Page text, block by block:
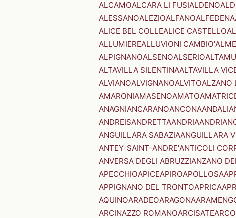
ALCAMOALCARA LI FUSIALDENO
ALESSANOALEZIOALFANOALFEDENA
ALICE BEL COLLEALICE CASTELLO
ALLUMIEREALLUVIONI CAMBIO'
ALPIGNANOALSENOALSERIO
ALTAVILLA SILENTINAALTAVILLA
ALVIANOALVIGNANOALVITOALZANO
AMARONIAMASENOAMATO
ANAGNIANCARANOANCONAANDALI
ANDREISANDRETTAANDRIA
ANGUILLARA SABAZIAANGUILLARA
ANTEY-SAINT-ANDRE'ANTICOLI
ANVERSA DEGLI ABRUZZIANZANO
APECCHIOAPICEAPIROAPOLLOSA
APPIGNANO DEL TRONTOAPRICA
AQUINOARADEOARAGONA
ARCINAZZO ROMANOARCISATEARCO